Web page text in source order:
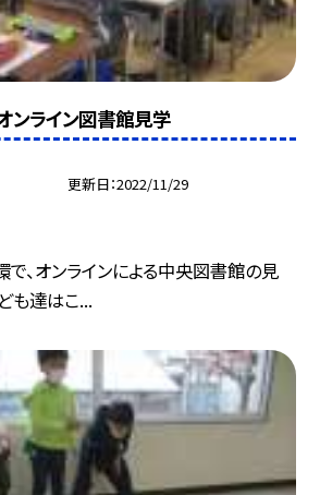
ライン図書館見学
更新日 2022/11/29
、オンラインによる中央図書館の見
も達はこ...